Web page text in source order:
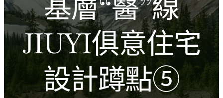
基層“醫”線
JIUYI俱意住宅
設計蹲點⑤